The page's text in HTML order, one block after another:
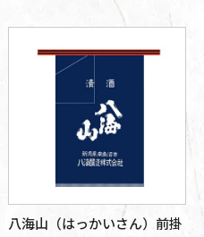
八海山（はっかいさん）前掛